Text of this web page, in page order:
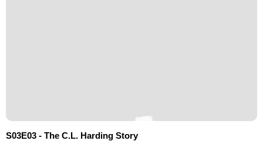
S03E03 - The C.L. Harding Story